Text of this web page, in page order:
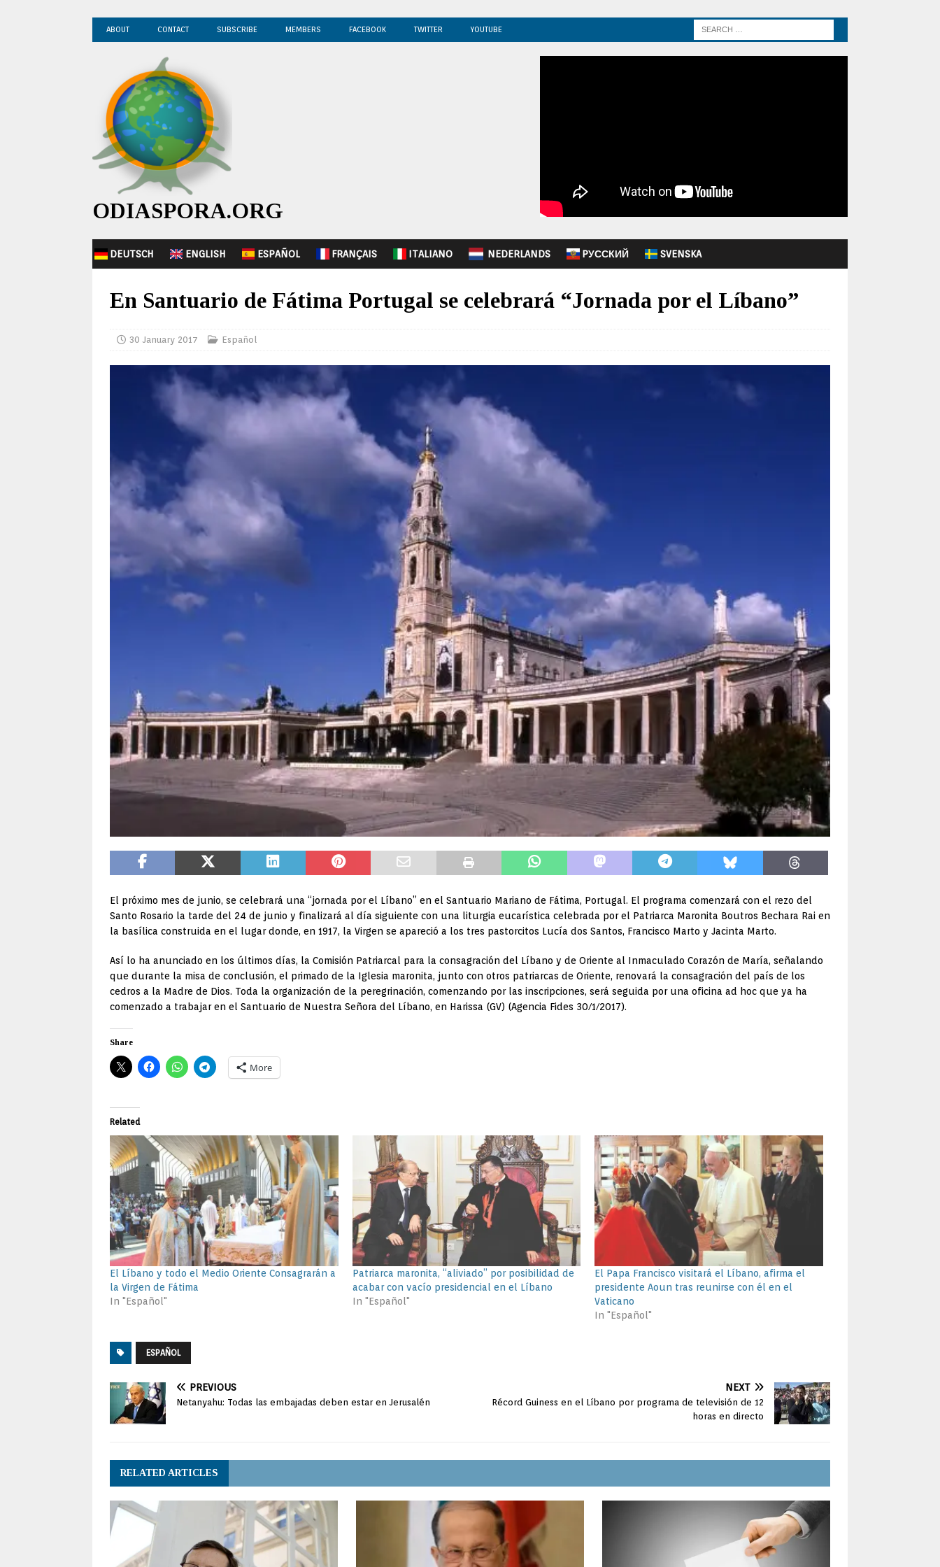
ABOUT CONTACT SUBSCRIBE MEMBERS FACEBOOK TWITTER YOUTUBE
ODIASPORA.ORG
DEUTSCH ENGLISH ESPAÑOL FRANÇAIS ITALIANO NEDERLANDS PУССКИЙ SVENSKA
En Santuario de Fátima Portugal se celebrará “Jornada por el Líbano”
30 January 2017 Español
El próximo mes de junio, se celebrará una “jornada por el Líbano” en el Santuario Mariano de Fátima, Portugal. El programa comenzará con el rezo del
Santo Rosario la tarde del 24 de junio y finalizará al día siguiente con una liturgia eucarística celebrada por el Patriarca Maronita Boutros Bechara Rai en
la basílica construida en el lugar donde, en 1917, la Virgen se apareció a los tres pastorcitos Lucía dos Santos, Francisco Marto y Jacinta Marto.
Así lo ha anunciado en los últimos días, la Comisión Patriarcal para la consagración del Líbano y de Oriente al Inmaculado Corazón de María, señalando
que durante la misa de conclusión, el primado de la Iglesia maronita, junto con otros patriarcas de Oriente, renovará la consagración del país de los
cedros a la Madre de Dios. Toda la organización de la peregrinación, comenzando por las inscripciones, será seguida por una oficina ad hoc que ya ha
comenzado a trabajar en el Santuario de Nuestra Señora del Líbano, en Harissa (GV) (Agencia Fides 30/1/2017).
Share
More
Related
El Líbano y todo el Medio Oriente Consagrarán a
la Virgen de Fátima
In "Español"
Patriarca maronita, “aliviado” por posibilidad de
acabar con vacío presidencial en el Líbano
In "Español"
El Papa Francisco visitará el Líbano, afirma el
presidente Aoun tras reunirse con él en el
Vaticano
In "Español"
ESPAÑOL
PREVIOUS
Netanyahu: Todas las embajadas deben estar en Jerusalén
NEXT
Récord Guiness en el Líbano por programa de televisión de 12
horas en directo
RELATED ARTICLES